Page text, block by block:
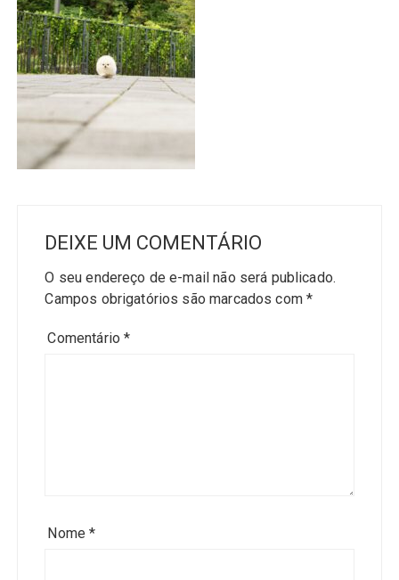
DEIXE UM COMENTÁRIO
O seu endereço de e-mail não será publicado.
Campos obrigatórios são marcados com*
Comentário*
Nome*